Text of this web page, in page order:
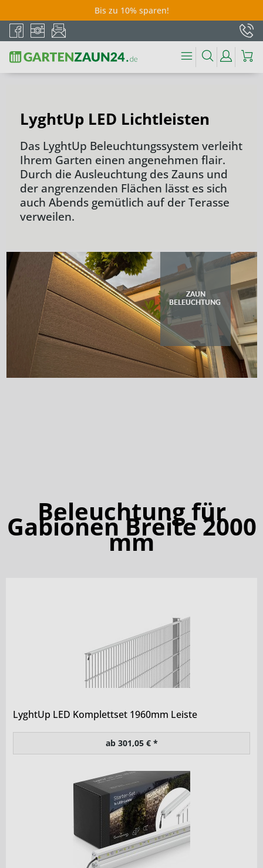
Bis zu 10% sparen!
LyghtUp LED Lichtleisten
Das LyghtUp Beleuchtungssystem verleiht
Ihrem Garten einen angenehmen flair.
Durch die Ausleuchtung des Zauns und
der angrenzenden Flächen lässt es sich
auch Abends gemütlich auf der Terasse
verweilen.
ZAUN
Beleuchtung für
Gabionen Breite 2000
mm
LyghtUp LED Komplettset 1960mm Leiste
ab 301,05 € *